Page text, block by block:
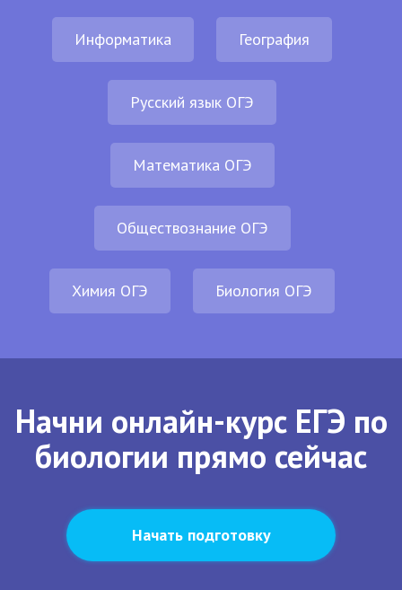
Информатика География
Русский язык ОГЭ
Математика ОГЭ
Обществознание ОГЭ
Химия ОГЭ Биология ОГЭ
Начни онлайн-курс ЕГЭ по
биологии прямо сейчас
Начать подготовку